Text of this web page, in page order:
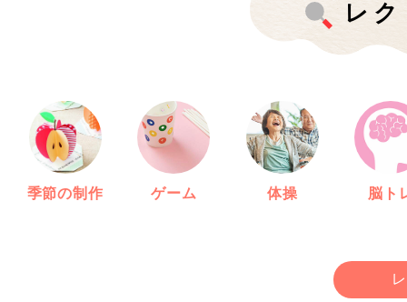
レ
季節の制作 ゲーム 体操 脳ト